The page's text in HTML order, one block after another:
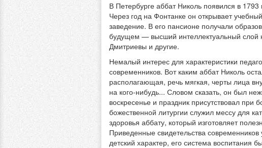
В Петербурге аббат Николь появился в
Через год на Фонтанке он открывает
заведение. В его пансионе получали
будущем — высший интеллектуальный слой
Дмитриевы и другие.
Немалый интерес для характеристики
современников. Вот каким аббат Николь
располагающая, речь мягкая, черты лица
на кого-нибудь... Словом сказать, он был
воскресенье и праздник присутствовал
божественной литургии служил мессу для
здоровья аббату, который изготовляет
Приведенные свидетельства
детский характер, его система воспитания